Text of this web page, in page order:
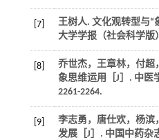
[7] 王树人. 文化观转型与“
大学学报（社会科学版）
[8] 乔世杰，王章林，付超，
象思维运用［J］. 中医
2261-2264.
[9] 李志勇，唐仕欢，杨滨，
发展［J］. 中国中药杂